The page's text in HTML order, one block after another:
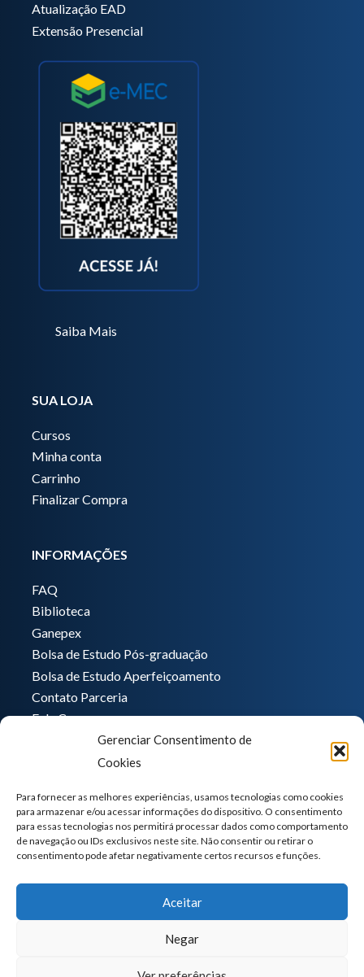
Gerenciar Consentimento de
Cookies
Para fornecer as melhores experiências, usamos tecnologias como cookies
para armazenar e/ou acessar informações do dispositivo. O consentimento
para essas tecnologias nos permitirá processar dados como comportamento
de navegação ou IDs exclusivos neste site. Não consentir ou retirar o
consentimento pode afetar negativamente certos recursos e funções.
Aceitar
Negar
Atualização EAD
Extensão Presencial
Saiba Mais
SUA LOJA
Cursos
Minha conta
Carrinho
Finalizar Compra
INFORMAÇÕES
FAQ
Biblioteca
Ganepex
Bolsa de Estudo Pós-graduação
Bolsa de Estudo Aperfeiçoamento
Contato Parceria
Fale Conosco
informatica@ganeplar.com.br